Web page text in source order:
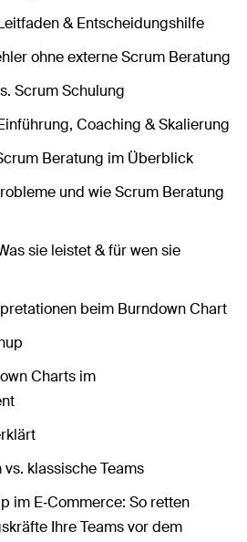
& Entscheidungshilfe
ohne externe Scrum Beratung
Scrum Schulung
Coaching & Skalierung
Beratung im Überblick
und wie Scrum Beratung
sie leistet & für wen sie
beim Burndown Chart
Charts im
klassische Teams
im E‑Commerce: So retten
Ihre Teams vor dem